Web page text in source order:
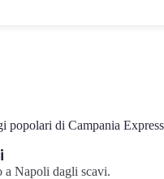
popolari di Campania
Napoli dagli scavi.